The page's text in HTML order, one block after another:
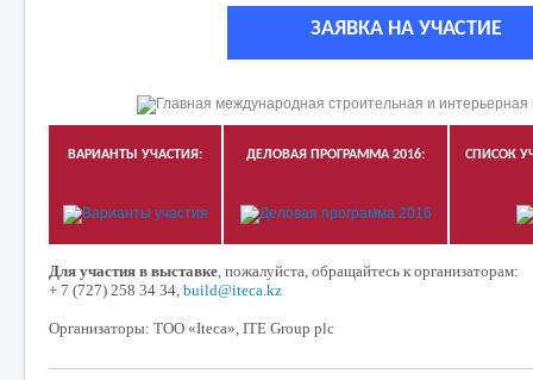
ЗАЯВКА НА УЧАСТИЕ
ВАРИАНТЫ УЧАСТИЯ: ДЕЛОВАЯ ПРОГРАММА 2016: СПИСОК
Для участия в выставке, пожалуйста, обращайтесь к организаторам:
+ 7 (727) 258 34 34, build@iteca.kz
Организаторы: ТОО «Iteca», ITE Group plc